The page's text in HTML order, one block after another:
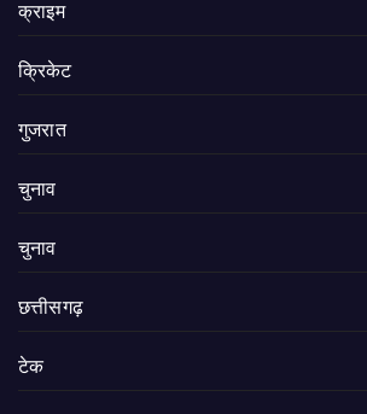
क्राइम
क्रिकेट
गुजरात
चुनाव
चुनाव
छत्तीसगढ़
टेक